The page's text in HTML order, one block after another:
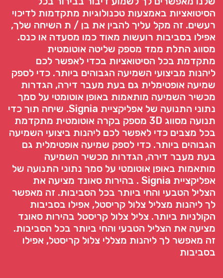
הסיטואציות באמצעות טכנולוגיות מתקדמות לדיכוי
רעשים. זה מקל עליך להבין את בן / ת השיחה שלך,
אפילו בסביבות רועשות מאוד כמו מסעדה או כנס.
מסווג התלת ממד מספק שליטה אוטומטית
מתקדמת בכל הסיטואציות בכדי לאפשר לכם
ליהנות מביצועי השמיעה הגבוהים ביותר. כדי לספק
שמיעה אופטימלית גם בעת מעבר דירה, הגדרות
מכשיר השמיעה מותאמות באופן אוטומטי על סמך
נתוני התנועה של אפליקציית Signia. שיחה תוך כדי
תנועה מסווג 3D מספק בקרה אוטומטית מתקדמת
בכל מצבים כדי לאפשר לכם ליהנות ביצועי השמיעה
הגבוהים ביותר. כדי לספק שמיעה אופטימלית גם
בעת מעבר דירה, הגדרות מכשיר השמיעה
מותאמות באופן אוטומטי על סמך נתוני התנועה של
אפליקציית Signia . בהירות סאונד מציעה את
הצליל הטבעי והחי ביותר בכל הסביבות. זה מאפשר
לך ליהנות מצליל צלול קריסטל, אפילו בסביבות
הקולניות ביותר. צליל צלול קריסטל בהירות סאונד
מציעה את הצליל הטבעי והחי ביותר בכל הסביבות.
זה מאפשר לך ליהנות מצללי צלול קריסטל, אפילו
בסביבות